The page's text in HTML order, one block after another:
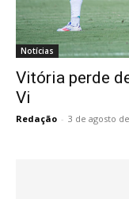
Notícias
Vitória perde
Vi
Redação - 3 de agosto